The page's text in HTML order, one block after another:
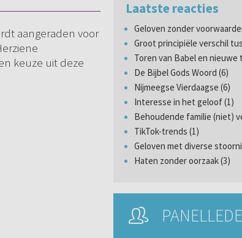
aangeraden voor
keuze uit deze
Laatste reacties
Geloven zonder
Groot principiële verschil
Toren van Babel en nieuwe
De Bijbel Gods Woord (6)
Nijmeegse Vierdaagse (6)
Interesse in het geloof (1)
Behoudende familie (niet)
TikTok-trends (1)
Geloven met diverse
Haten zonder oorzaak (3)